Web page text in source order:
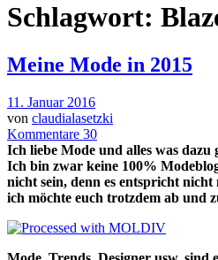
Schlagwort:
Meine Mode in 2015
11. Januar 2016
von claudialasetzki
Kommentare 30
Ich liebe Mode und alles was dazu
Ich bin zwar keine 100%
nicht sein, denn es entspricht
ich möchte euch trotzdem ab und